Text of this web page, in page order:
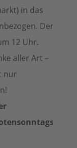
in das
Der
12 Uhr.
aller Art –
nur